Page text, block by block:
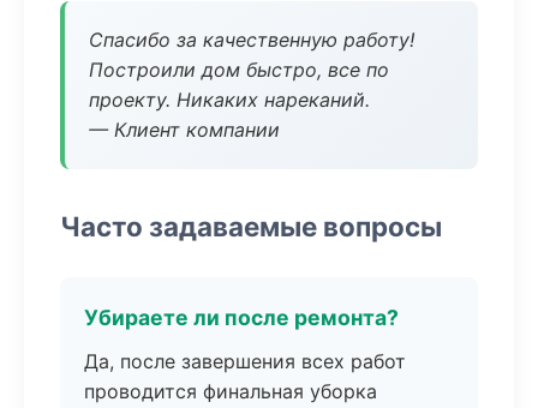
Спасибо за качественную работу!
Построили дом быстро, все по
проекту. Никаких нареканий.
— Клиент компании
Часто задаваемые вопросы
Убираете ли после ремонта?
Да, после завершения всех работ
проводится финальная уборка